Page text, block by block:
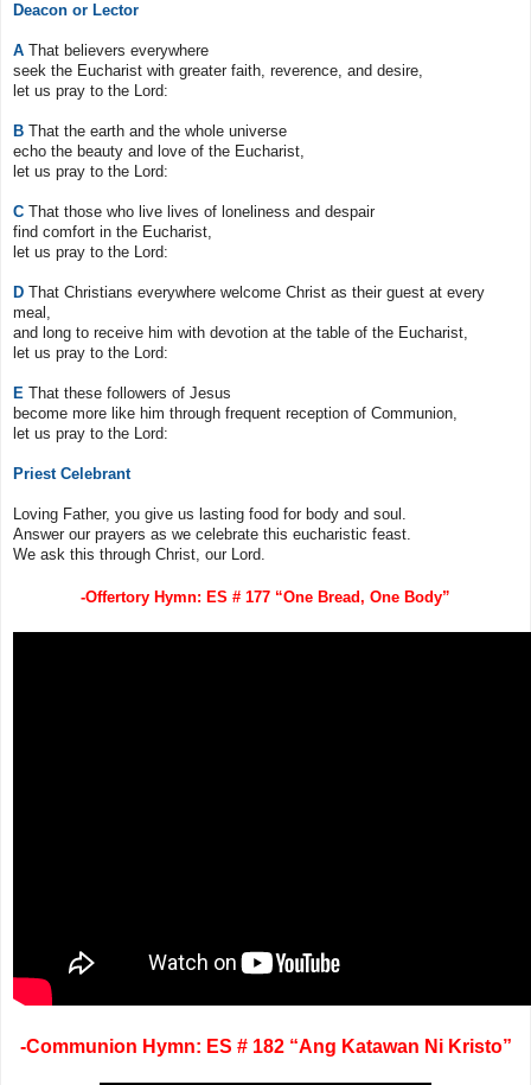
Deacon or Lector
A That believers everywhere
seek the Eucharist with greater faith, reverence, and desire,
let us pray to the Lord:
B That the earth and the whole universe
echo the beauty and love of the Eucharist,
let us pray to the Lord:
C That those who live lives of loneliness and despair
find comfort in the Eucharist,
let us pray to the Lord:
D That Christians everywhere welcome Christ as their guest at every
meal,
and long to receive him with devotion at the table of the Eucharist,
let us pray to the Lord:
E That these followers of Jesus
become more like him through frequent reception of Communion,
let us pray to the Lord:
Priest Celebrant
Loving Father, you give us lasting food for body and soul.
Answer our prayers as we celebrate this eucharistic feast.
We ask this through Christ, our Lord.
-Offertory Hymn: ES # 177 “One Bread, One Body”
-Communion Hymn: ES # 182 “Ang Katawan Ni Kristo”